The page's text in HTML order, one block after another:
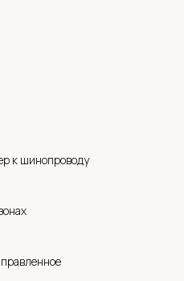
к шинопроводу